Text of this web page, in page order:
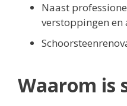
Naast
verstoppingen en
Waarom is